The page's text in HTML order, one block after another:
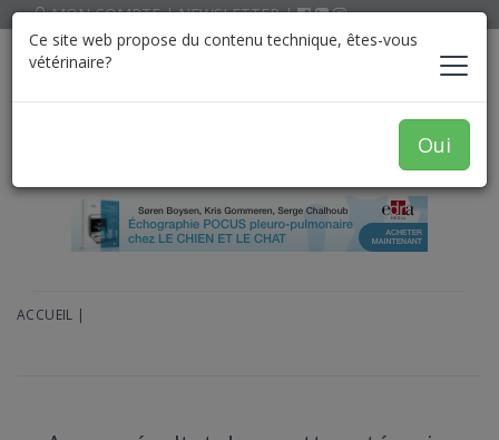
MON COMPTE|NEWSLETTER|
ACCUEIL |
Ce site web propose du contenu technique, êtes-vous
vétérinaire?
Oui